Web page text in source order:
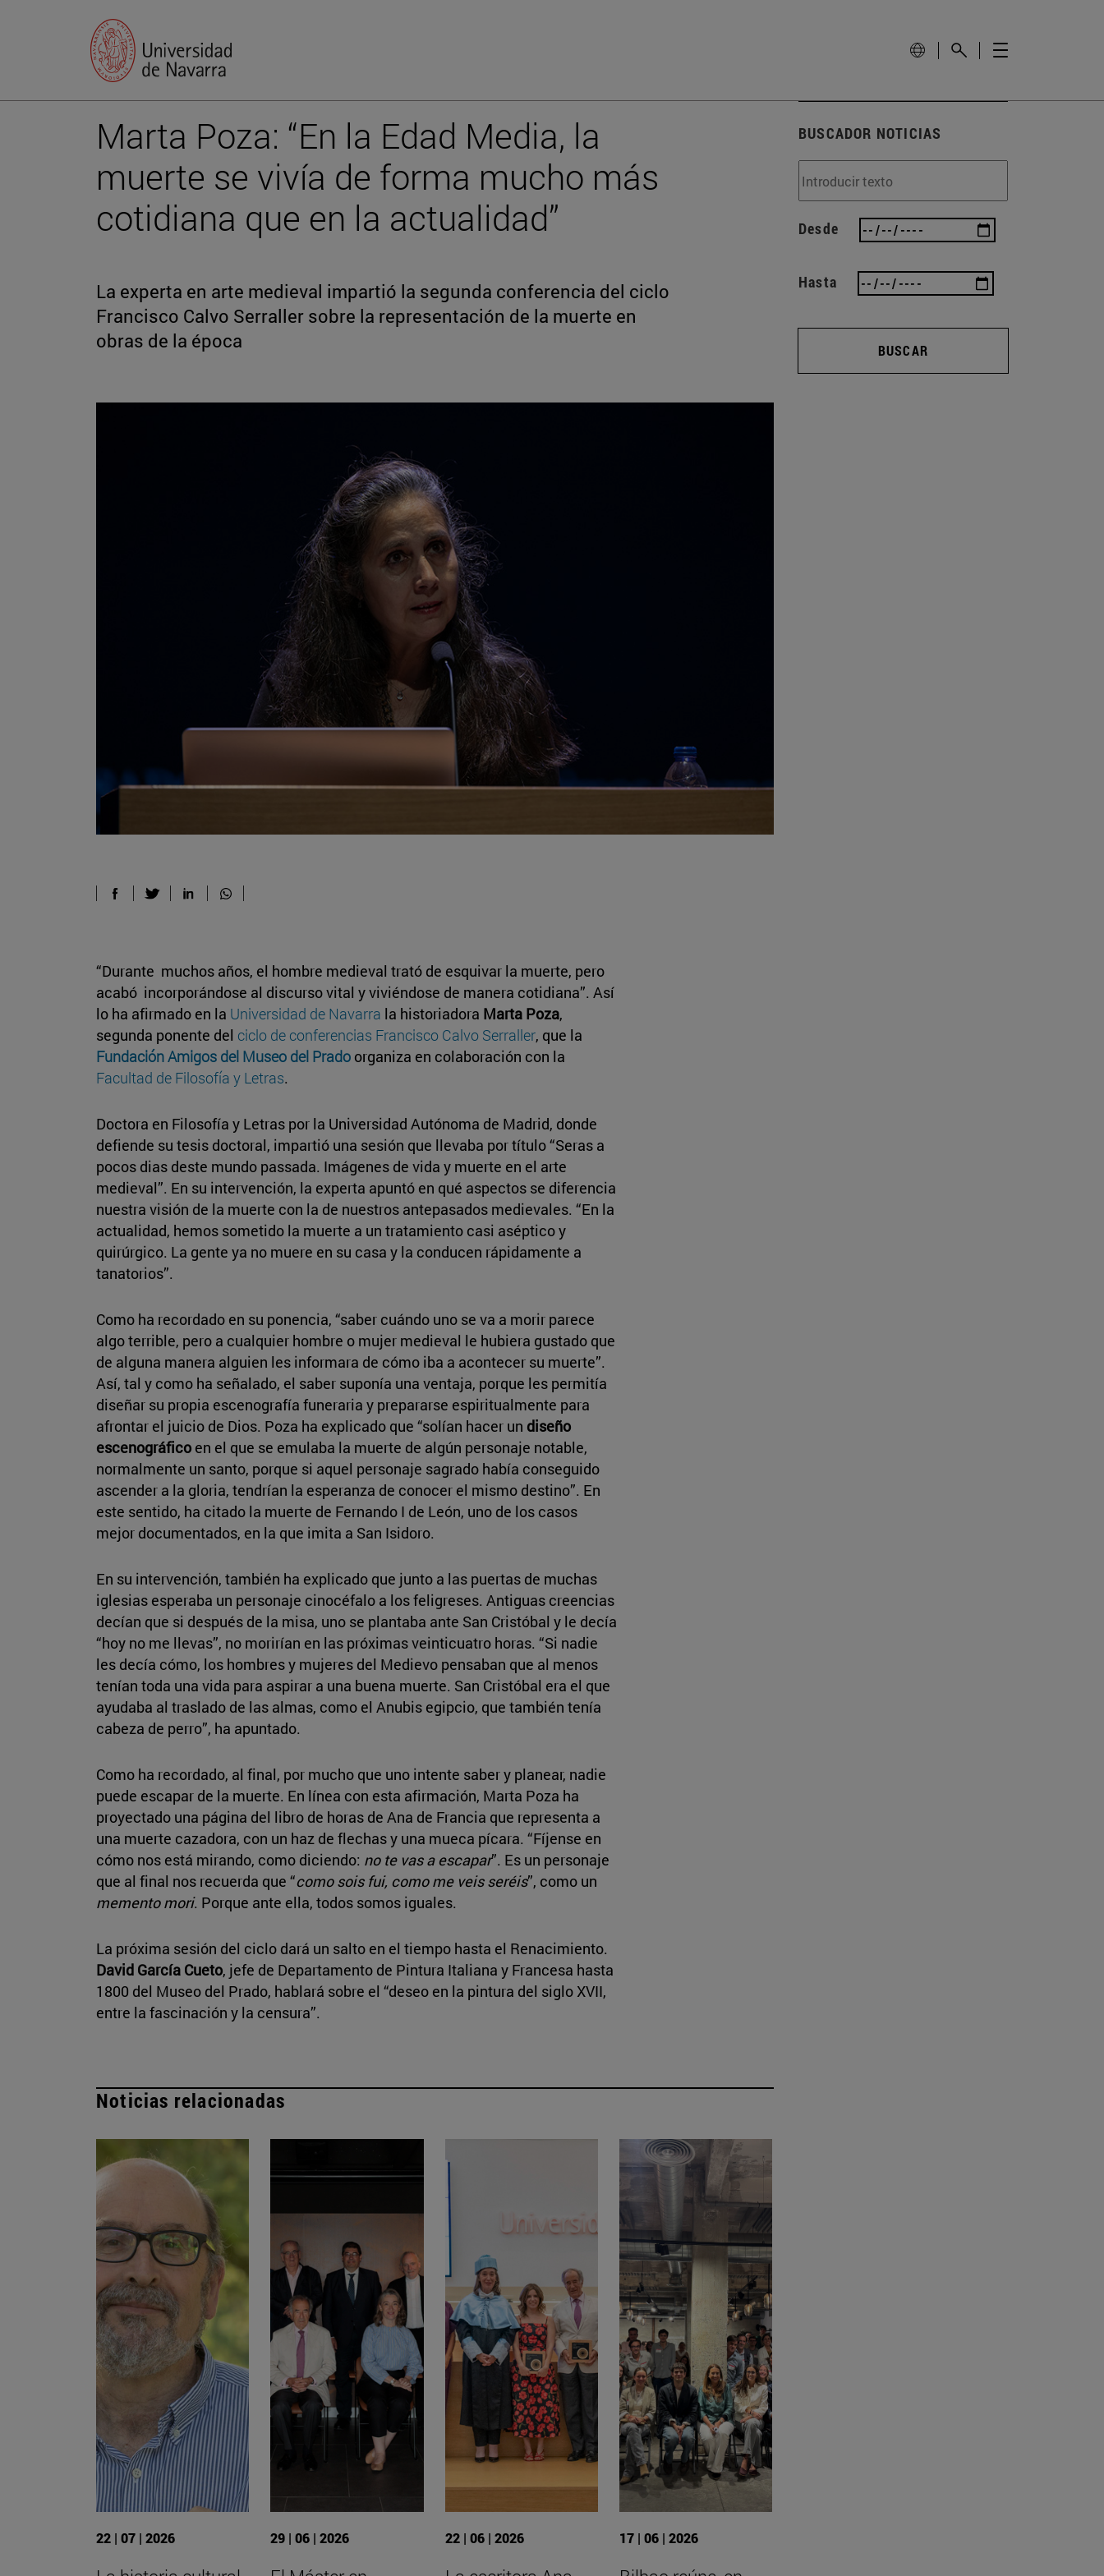
Marta Poza: “En la Edad Media, la
muerte se vivía de forma mucho más
cotidiana que en la actualidad”
La experta en arte medieval impartió la segunda conferencia del ciclo
Francisco Calvo Serraller sobre la representación de la muerte en
obras de la época
“Durante muchos años, el hombre medieval trató de esquivar la muerte, pero
acabó incorporándose al discurso vital y viviéndose de manera cotidiana”. Así
lo ha afirmado en la Universidad de Navarra la historiadora Marta Poza,
segunda ponente del ciclo de conferencias Francisco Calvo Serraller, que la
Fundación Amigos del Museo del Prado organiza en colaboración con la
Facultad de Filosofía y Letras.
Doctora en Filosofía y Letras por la Universidad Autónoma de Madrid, donde
defiende su tesis doctoral, impartió una sesión que llevaba por título “Seras a
pocos dias deste mundo passada. Imágenes de vida y muerte en el arte
medieval”. En su intervención, la experta apuntó en qué aspectos se diferencia
nuestra visión de la muerte con la de nuestros antepasados medievales. “En la
actualidad, hemos sometido la muerte a un tratamiento casi aséptico y
quirúrgico. La gente ya no muere en su casa y la conducen rápidamente a
tanatorios”.
Como ha recordado en su ponencia, “saber cuándo uno se va a morir parece
algo terrible, pero a cualquier hombre o mujer medieval le hubiera gustado que
de alguna manera alguien les informara de cómo iba a acontecer su muerte”.
Así, tal y como ha señalado, el saber suponía una ventaja, porque les permitía
diseñar su propia escenografía funeraria y prepararse espiritualmente para
afrontar el juicio de Dios. Poza ha explicado que “solían hacer un diseño
escenográfico en el que se emulaba la muerte de algún personaje notable,
normalmente un santo, porque si aquel personaje sagrado había conseguido
ascender a la gloria, tendrían la esperanza de conocer el mismo destino”. En
este sentido, ha citado la muerte de Fernando I de León, uno de los casos
mejor documentados, en la que imita a San Isidoro.
En su intervención, también ha explicado que junto a las puertas de muchas
iglesias esperaba un personaje cinocéfalo a los feligreses. Antiguas creencias
decían que si después de la misa, uno se plantaba ante San Cristóbal y le decía
“hoy no me llevas”, no morirían en las próximas veinticuatro horas. “Si nadie
les decía cómo, los hombres y mujeres del Medievo pensaban que al menos
tenían toda una vida para aspirar a una buena muerte. San Cristóbal era el que
ayudaba al traslado de las almas, como el Anubis egipcio, que también tenía
cabeza de perro”, ha apuntado.
Como ha recordado, al final, por mucho que uno intente saber y planear, nadie
puede escapar de la muerte. En línea con esta afirmación, Marta Poza ha
proyectado una página del libro de horas de Ana de Francia que representa a
una muerte cazadora, con un haz de flechas y una mueca pícara. “Fíjense en
cómo nos está mirando, como diciendo: no te vas a escapar”. Es un personaje
que al final nos recuerda que “como sois fui, como me veis seréis”, como un
memento mori. Porque ante ella, todos somos iguales.
La próxima sesión del ciclo dará un salto en el tiempo hasta el Renacimiento.
David García Cueto, jefe de Departamento de Pintura Italiana y Francesa hasta
1800 del Museo del Prado, hablará sobre el “deseo en la pintura del siglo XVII,
entre la fascinación y la censura”.
Noticias relacionadas
22 | 07 | 2026 29 | 06 | 2026 22 | 06 | 2026 17 | 06 | 2026
BUSCADOR NOTICIAS
Desde
Hasta
BUSCAR